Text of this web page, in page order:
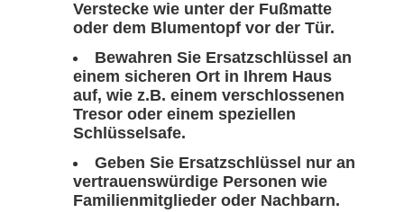
Verstecke wie unter der Fußmatte
oder dem Blumentopf vor der Tür.
Bewahren Sie Ersatzschlüssel an
einem sicheren Ort in Ihrem Haus
auf, wie z.B. einem verschlossenen
Tresor oder einem speziellen
Schlüsselsafe.
Geben Sie Ersatzschlüssel nur an
vertrauenswürdige Personen wie
Familienmitglieder oder Nachbarn.